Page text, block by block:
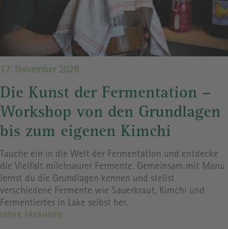
17. November 2026
Die Kunst der Fermentation –
Workshop von den Grundlagen
bis zum eigenen Kimchi
Tauche ein in die Welt der Fermentation und entdecke
die Vielfalt milchsaurer Fermente. Gemeinsam mit Manu
lernst du die Grundlagen kennen und stellst
verschiedene Fermente wie Sauerkraut, Kimchi und
Fermentiertes in Lake selbst her.
MEHR ERFAHREN